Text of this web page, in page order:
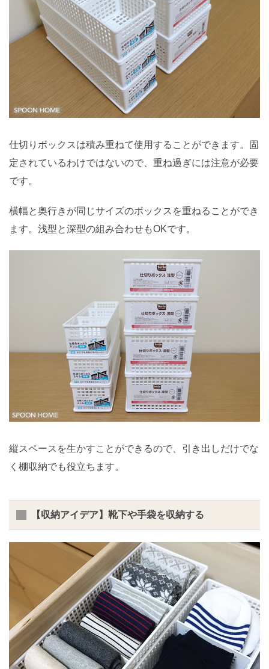
仕切りボックスは積み重ねて使用することができます。固
定されているわけではないので、重ね過ぎには注意が必要
です。
横幅と奥行きが同じサイズのボックスを重ねることができ
ます。浅型と深型の組み合わせもOKです。
縦スペースを生かすことができるので、引き出しだけでな
く棚収納でも役立ちます。
【収納アイデア】靴下や手袋を収納する